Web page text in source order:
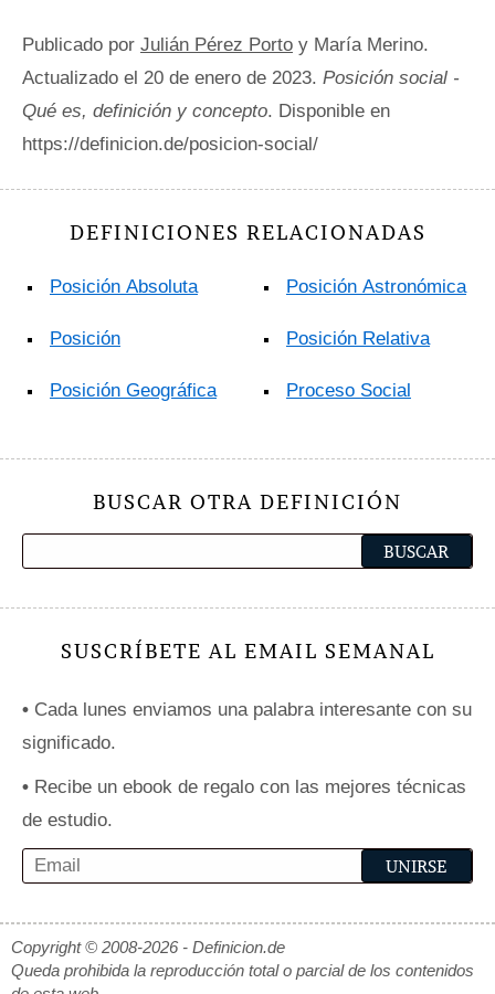
Publicado por Julián Pérez Porto y María Merino.
Actualizado el 20 de enero de 2023. Posición social -
Qué es, definición y concepto. Disponible en
https://definicion.de/posicion-social/
DEFINICIONES RELACIONADAS
Posición Absoluta
Posición
Posición Geográfica
Posición Astronómica
Posición Relativa
Proceso Social
BUSCAR OTRA DEFINICIÓN
SUSCRÍBETE AL EMAIL SEMANAL
• Cada lunes enviamos una palabra interesante con su
significado.
• Recibe un ebook de regalo con las mejores técnicas
de estudio.
Copyright © 2008-2026 - Definicion.de
Queda prohibida la reproducción total o parcial de los contenidos